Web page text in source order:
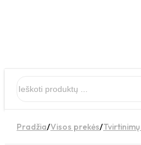
Pradžia/Visos prekės/